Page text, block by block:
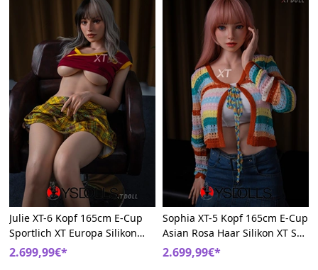
Julie XT-6 Kopf 165cm E-Cup
Sportlich XT Europa Silikon
Sexpuppen
2.699,99€*
Sophia XT-5 Kopf 165cm E-Cup
Asian Rosa Haar Silikon XT Sex
Puppe
2.699,99€*